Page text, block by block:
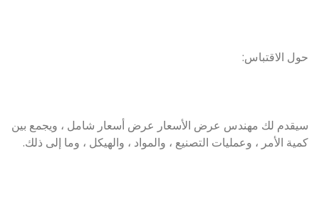
حول الاقتباس:
سيقدم لك مهندس عرض الأسعار عرض أسعار شامل ، ويجمع بين
كمية الأمر ، وعمليات التصنيع ، والمواد ، والهيكل ، وما إلى ذلك.